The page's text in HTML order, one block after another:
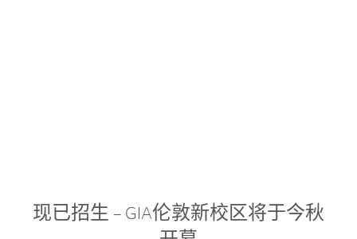
现已招生 – GIA伦敦新校区将于今秋